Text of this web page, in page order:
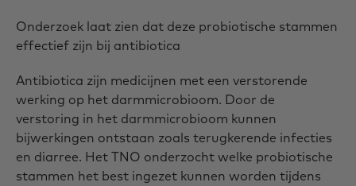
Onderzoek laat zien dat deze probiotische stammen
effectief zijn bij antibiotica
Antibiotica zijn medicijnen met een verstorende
werking op het darmmicrobioom. Door de
verstoring in het darmmicrobioom kunnen
bijwerkingen ontstaan zoals terugkerende infecties
en diarree. Het TNO onderzocht welke probiotische
stammen het best ingezet kunnen worden tijdens